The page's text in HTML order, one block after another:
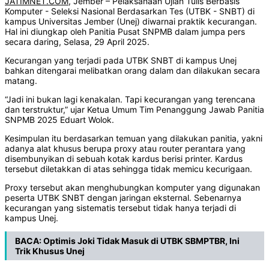
Komputer - Seleksi Nasional Berdasarkan Tes (UTBK - SNBT) di
kampus Universitas Jember (Unej) diwarnai praktik kecurangan.
Hal ini diungkap oleh Panitia Pusat SNPMB dalam jumpa pers
secara daring, Selasa, 29 April 2025.
Kecurangan yang terjadi pada UTBK SNBT di kampus Unej
bahkan ditengarai melibatkan orang dalam dan dilakukan secara
matang.
“Jadi ini bukan lagi kenakalan. Tapi kecurangan yang terencana
dan terstruktur,” ujar Ketua Umum Tim Penanggung Jawab Panitia
SNPMB 2025 Eduart Wolok.
Kesimpulan itu berdasarkan temuan yang dilakukan panitia, yakni
adanya alat khusus berupa proxy atau router perantara yang
disembunyikan di sebuah kotak kardus berisi printer. Kardus
tersebut diletakkan di atas sehingga tidak memicu kecurigaan.
Proxy tersebut akan menghubungkan komputer yang digunakan
peserta UTBK SNBT dengan jaringan eksternal. Sebenarnya
kecurangan yang sistematis tersebut tidak hanya terjadi di
kampus Unej.
BACA:Optimis Joki Tidak Masuk di UTBK SBMPTBR, Ini
Trik Khusus Unej